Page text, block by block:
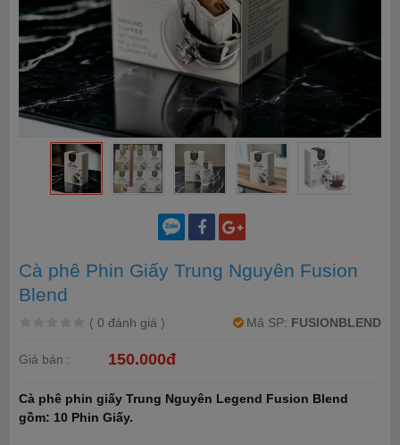
Cà phê Phin Giấy Trung Nguyên Fusion
Blend
( 0 đánh giá ) Mã SP: FUSIONBLEND
Giá bán : 150.000đ
Cà phê phin giấy Trung Nguyên Legend Fusion Blend
gồm: 10 Phin Giấy.